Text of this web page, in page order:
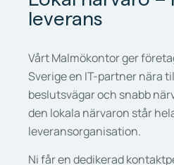
leverans
Vårt Malmökontor ger
Sverige en IT-partner nära
beslutsvägar och snabb
den lokala närvaron står
leveransorganisation.
Ni får en dedikerad